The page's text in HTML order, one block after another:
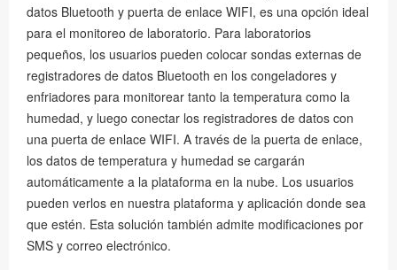
datos Bluetooth y puerta de enlace WIFI, es una opción ideal
para el monitoreo de laboratorio. Para laboratorios
pequeños, los usuarios pueden colocar sondas externas de
registradores de datos Bluetooth en los congeladores y
enfriadores para monitorear tanto la temperatura como la
humedad, y luego conectar los registradores de datos con
una puerta de enlace WIFI. A través de la puerta de enlace,
los datos de temperatura y humedad se cargarán
automáticamente a la plataforma en la nube. Los usuarios
pueden verlos en nuestra plataforma y aplicación donde sea
que estén. Esta solución también admite modificaciones por
SMS y correo electrónico.